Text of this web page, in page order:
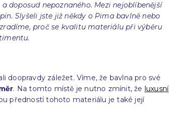
doposud nepoznaného. Mezi nejoblíbenější
Slyšeli jste již někdy o Pima bavlně nebo
proč se kvalitu materiálu při výběru
doopravdy záležet. Víme, že bavlna pro své
. Na tomto místě je nutno zmínit, že luxusní
předností tohoto materiálu je také její